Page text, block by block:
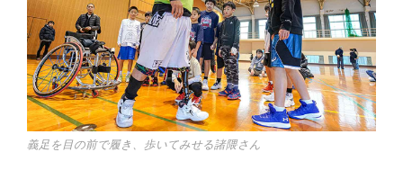
義足を目の前で履き、歩いてみせる諸隈さん